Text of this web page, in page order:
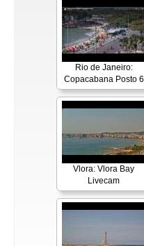
Rio de Janeiro:
Copacabana Posto 6
Vlora: Vlora Bay
Livecam